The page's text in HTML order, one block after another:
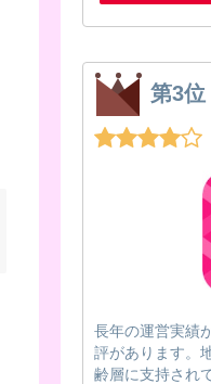
第3位
長年の運営実績
評があります。
齢層に支持され